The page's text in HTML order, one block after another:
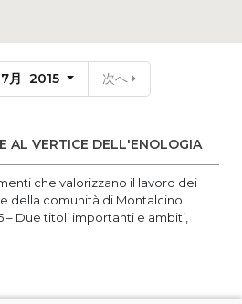
7月 2015 次へ
AL VERTICE DELL'ENOLOGIA
che valorizzano il lavoro dei
della comunità di Montalcino
– Due titoli importanti e ambiti,